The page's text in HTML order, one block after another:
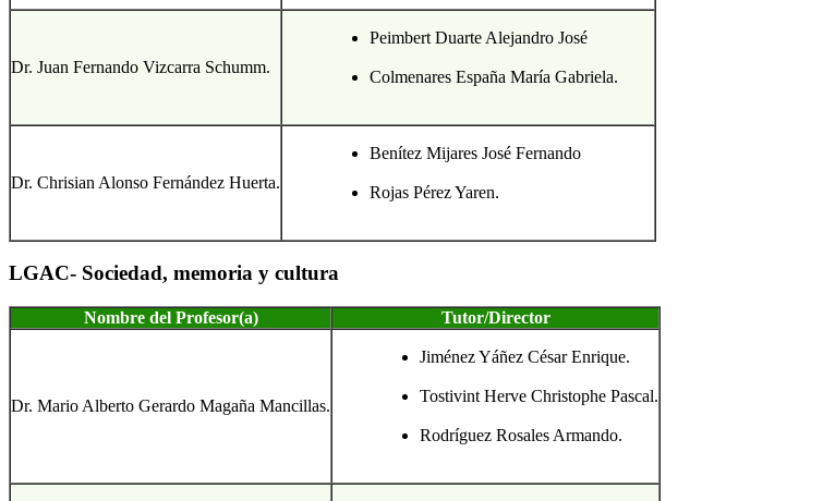
Dr. Juan Fernando Vizcarra Schumm.
Peimbert Duarte Alejandro José
Colmenares España María Gabriela.
Dr. Chrisian Alonso Fernández Huerta.
Benítez Mijares José Fernando
Rojas Pérez Yaren.
LGAC- Sociedad, memoria y cultura
Nombre del Profesor(a) Tutor/Director
Dr. Mario Alberto Gerardo Magaña Mancillas.
Jiménez Yáñez César Enrique.
Tostivint Herve Christophe Pascal.
Rodríguez Rosales Armando.